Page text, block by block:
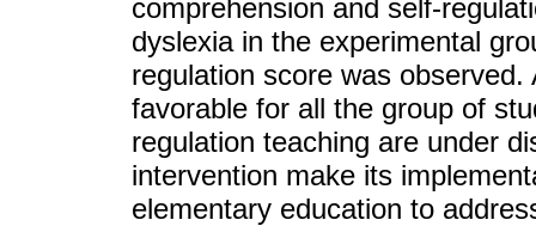
comprehension and self-
dyslexia in the experimental
regulation score was
favorable for all the group of
regulation teaching are under
intervention make its
elementary education to